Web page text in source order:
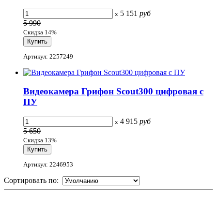
x 5 151 руб
5 990
Скидка 14%
Артикул: 2257249
Видеокамера Грифон Scout300 цифровая с
ПУ
x 4 915 руб
5 650
Скидка 13%
Артикул: 2246953
Сортировать по: